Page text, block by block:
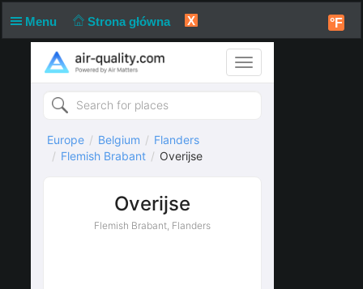
Menu Strona główna X °F